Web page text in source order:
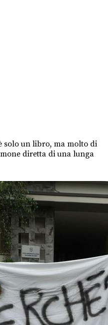
solo un libro, ma molto di
diretta di una lunga